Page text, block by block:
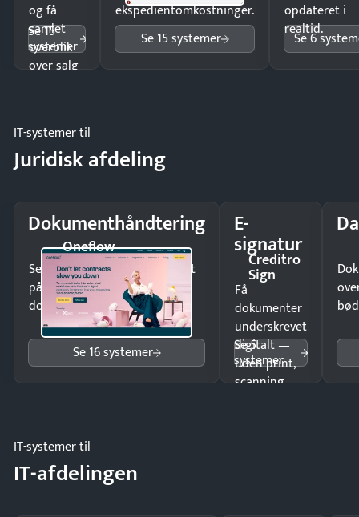
og få
samlet
overblik
over salg
Se 15
systemer
ekspedientomkostninger.
Se 15 systemer
opdateret i
realtid.
Se 6
IT-systemer til
Juridisk afdeling
Dokumenthåndtering
Oneflow
Send kontrakter til underskrift
på minutter og mist ingen
dokumenter.
Se 16 systemer
E-
signatur
Creditro
Sign
Få
dokumenter
underskrevet
digitalt —
uden print,
scanning
Se 5
systemer
IT-systemer til
IT-afdelingen